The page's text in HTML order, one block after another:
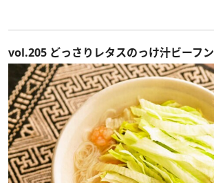
vol.205 どっさりレタスのっけ汁ビーフン